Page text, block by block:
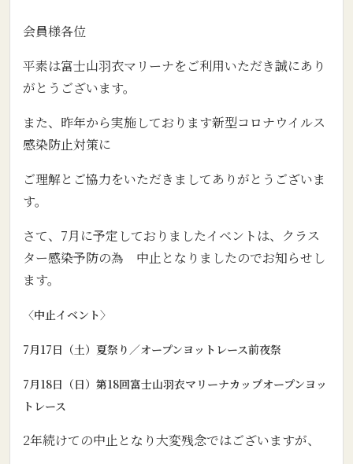
会員様各位
平素は富士山羽衣マリーナをご利用いただき誠にあり
がとうございます。
また、昨年から実施しております新型コロナウイルス
感染防止対策に
ご理解とご協力をいただきましてありがとうございま
す。
さて、7月に予定しておりましたイベントは、クラス
ター感染予防の為 中止となりましたのでお知らせし
ます。
〈中止イベント〉
7月17日（土）夏祭り／オープンヨットレース前夜祭
7月18日（日）第18回富士山羽衣マリーナカップオープンヨッ
トレース
2年続けての中止となり大変残念ではございますが、